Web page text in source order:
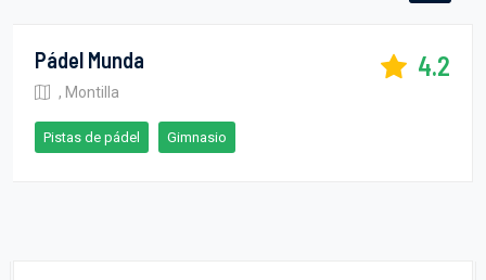
Pádel Munda
, Montilla
4.2
Pistas de pádel Gimnasio